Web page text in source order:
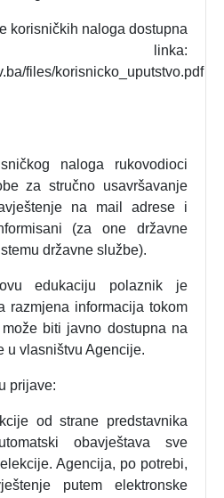
korisničkih naloga dostupna
linka:
files/korisnicko_uputstvo.pdf
naloga rukovodioci
za stručno usavršavanje
na mail adrese i
(za one državne
državne službe).
edukaciju polaznik je
razmjena informacija tokom
biti javno dostupna na
u vlasništvu Agencije.
prijave:
od strane predstavnika
obavještava sve
Agencija, po potrebi,
putem elektronske